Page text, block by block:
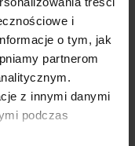
i
o tym, jak
partnerom
z innymi danymi
podczas